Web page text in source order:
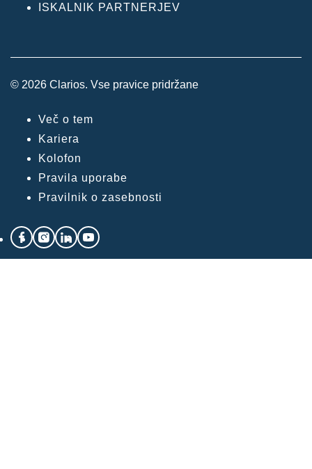
ISKALNIK PARTNERJEV
© 2026 Clarios. Vse pravice pridržane
Več o tem
Kariera
Kolofon
Pravila uporabe
Pravilnik o zasebnosti